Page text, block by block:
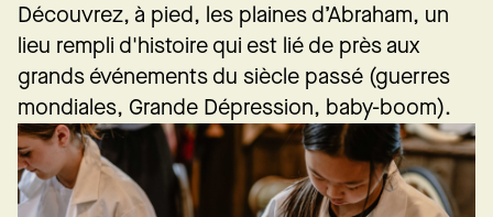
Découvrez, à pied, les plaines d’Abraham, un
lieu rempli d'histoire qui est lié de près aux
grands événements du siècle passé (guerres
mondiales, Grande Dépression, baby-boom).